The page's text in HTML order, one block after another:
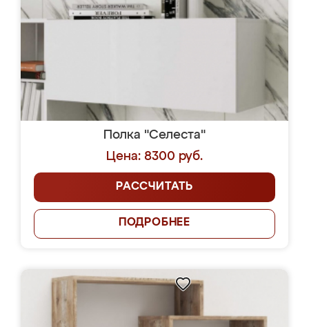
Полка "Селеста"
Цена: 8300 руб.
РАССЧИТАТЬ
ПОДРОБНЕЕ